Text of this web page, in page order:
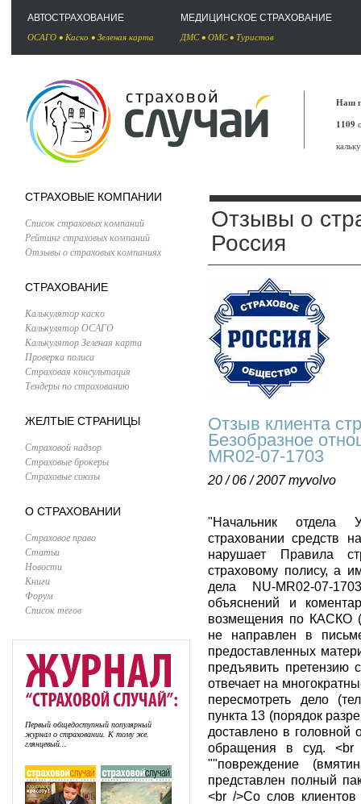
АВТОСТРАХОВАНИЕ
ОСАГО • Каско • Зеленая карта
МЕДИЦИНСКОЕ СТРАХОВАНИЕ
ДМС• ОМС• Туристов
Наш
1109
СТРАХОВЫЕ КОМПАНИИ
Список страховых компаний
Рейтинг страховых компаний
Отзывы о страховых компаниях
СТРАХОВАНИЕ
Калькулятор каско
Калькулятор ОСАГО
Калькулятор Зеленая карта
Проверка полиса
Страховая консультация
Тендеры по страхованию
ЖЕЛТЫЕ СТРАНИЦЫ
Страховой надзор
Страховые брокеры
Страховые союзы
О СТРАХОВАНИИ
Страховое право
Статьи
Новости
Книги
Форум
Список тегов
Первый общедоступный популярный
журнал о страховании. К тому же,
глянцевый...
Отзывы о
Россия
Отзыв клиента
Безобразное
MR02-07-1703
20 / 06 / 2007myvolvo
"Начальник отдела
страховании средств
нарушает Правила
страховому полису, а
дела NU-MR02-07-
объяснений и
возмещения по КАСКО
не направлен в
предоставленных
предъявить претензию
отвечает на
пересмотреть дело
пункта 13 (порядок
доставлено в головной
обращения в суд. <br
""повреждение
представлен полный
<br />Со слов